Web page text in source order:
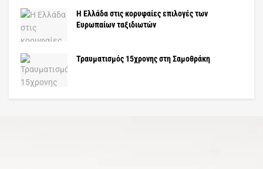
Η Ελλάδα στις κορυφαίες επιλογές των
Ευρωπαίων ταξιδιωτών
Τραυματισμός 15χρονης στη Σαμοθράκη